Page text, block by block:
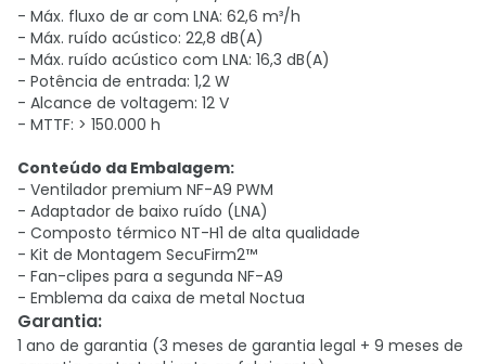
- Máx. fluxo de ar com LNA: 62,6 m³/h
- Máx. ruído acústico: 22,8 dB(A)
- Máx. ruído acústico com LNA: 16,3 dB(A)
- Potência de entrada: 1,2 W
- Alcance de voltagem: 12 V
- MTTF: > 150.000 h
Conteúdo da Embalagem:
- Ventilador premium NF-A9 PWM
- Adaptador de baixo ruído (LNA)
- Composto térmico NT-H1 de alta qualidade
- Kit de Montagem SecuFirm2™
- Fan-clipes para a segunda NF-A9
- Emblema da caixa de metal Noctua
Garantia:
1 ano de garantia (3 meses de garantia legal + 9 meses de